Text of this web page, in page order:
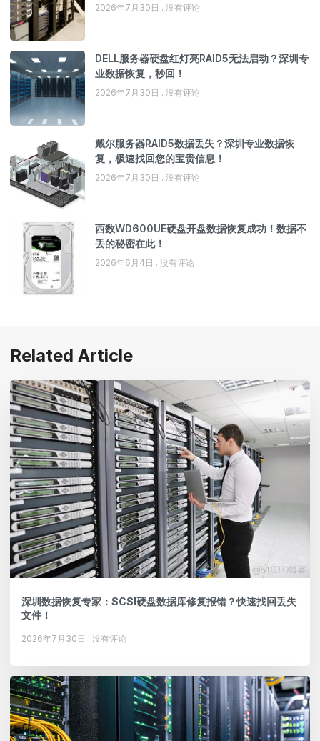
2026年7月30日 没有评论
DELL服务器硬盘红灯亮RAID5无法启动？深圳专
业数据恢复，秒回！
2026年7月30日 没有评论
戴尔服务器RAID5数据丢失？深圳专业数据恢
复，极速找回您的宝贵信息！
2026年7月30日 没有评论
西数WD600UE硬盘开盘数据恢复成功！数据不
丢的秘密在此！
2026年6月4日 没有评论
Related Article
深圳数据恢复专家：SCSI硬盘数据库修复报错？快速找回丢失
文件！
2026年7月30日 没有评论